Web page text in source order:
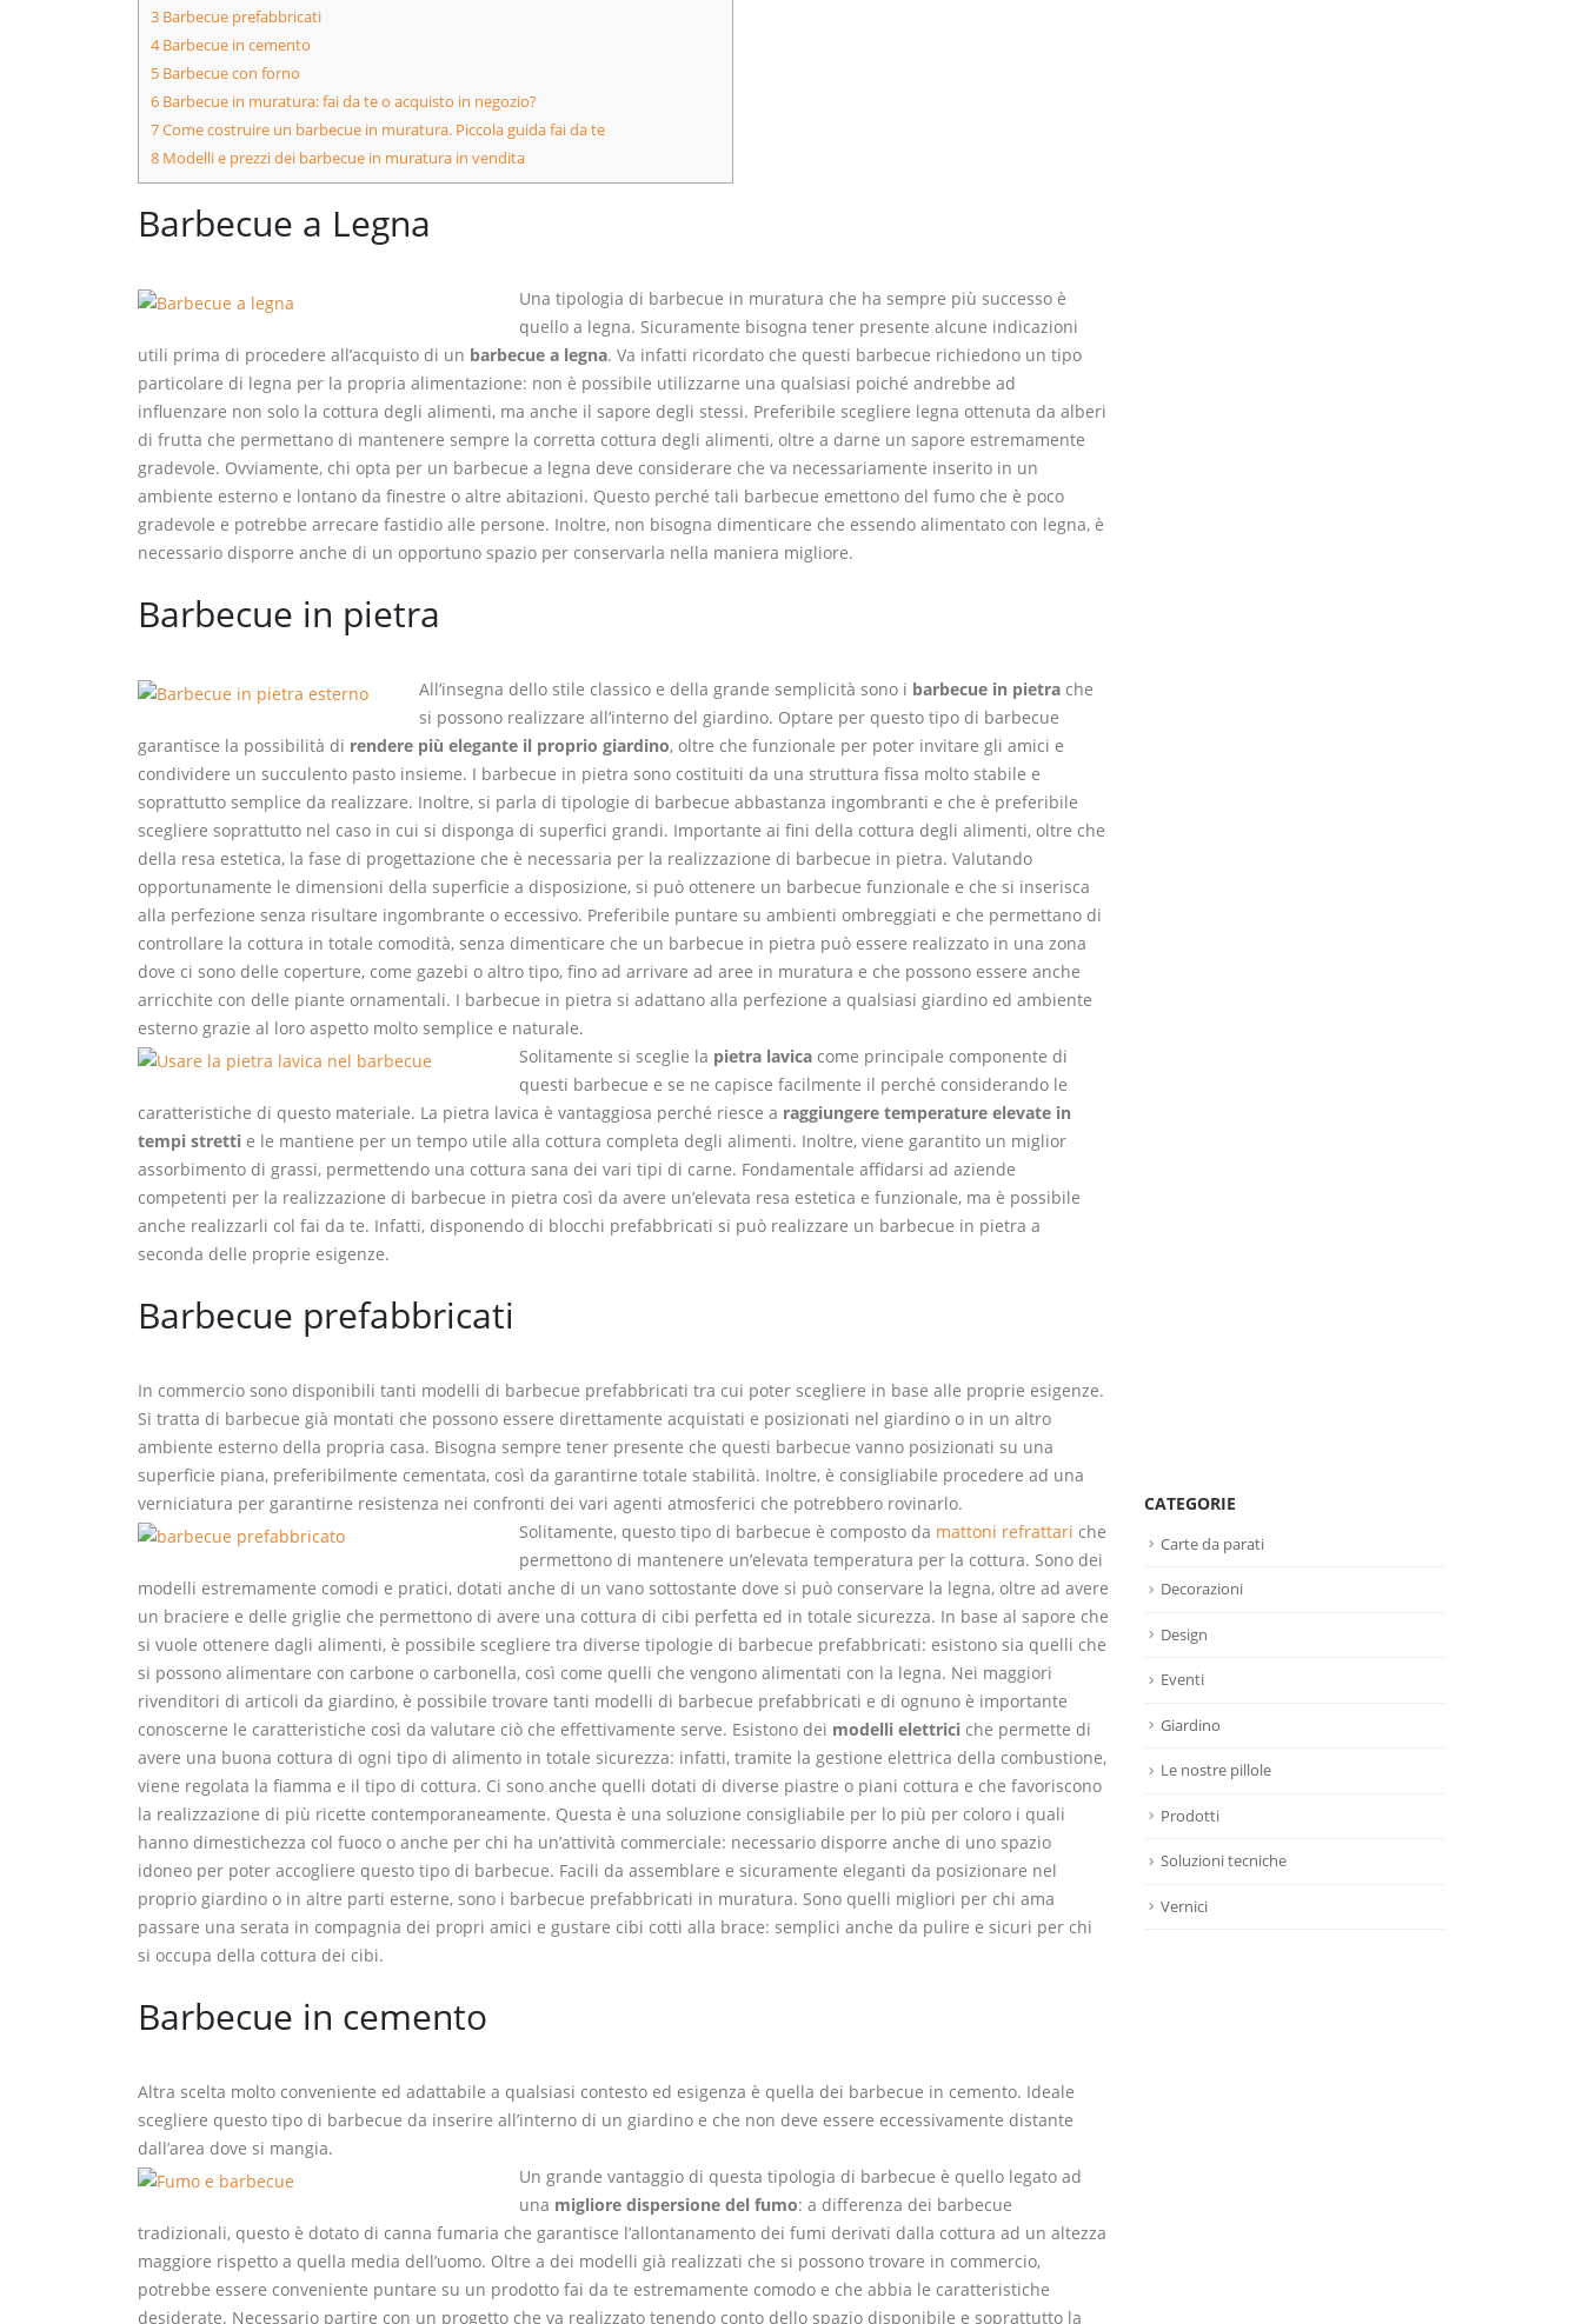
3 Barbecue prefabbricati
4Barbecue in cemento
5 Barbecue con forno
6 Barbecue in muratura: fai da te o acquisto in negozio?
7Come costruire un barbecue in muratura. Piccola guida fai da te
8 Modelli e prezzi dei barbecue in muratura in vendita
Barbecue a Legna
Una tipologia di barbecue in muratura che ha sempre più successo è
quello a legna. Sicuramente bisogna tener presente alcune indicazioni
utili prima di procedere all’acquisto di un barbecue a legna. Va infatti ricordato che questi barbecue richiedono un tipo
particolare di legna per la propria alimentazione: non è possibile utilizzarne una qualsiasi poiché andrebbe ad
influenzare non solo la cottura degli alimenti, ma anche il sapore degli stessi. Preferibile scegliere legna ottenuta da alberi
di frutta che permettano di mantenere sempre la corretta cottura degli alimenti, oltre a darne un sapore estremamente
gradevole. Ovviamente, chi opta per un barbecue a legna deve considerare che va necessariamente inserito in un
ambiente esterno e lontano da finestre o altre abitazioni. Questo perché tali barbecue emettono del fumo che è poco
gradevole e potrebbe arrecare fastidio alle persone. Inoltre, non bisogna dimenticare che essendo alimentato con legna, è
necessario disporre anche di un opportuno spazio per conservarla nella maniera migliore.
Barbecue in pietra
All’insegna dello stile classico e della grande semplicità sono i barbecue in pietra che
si possono realizzare all’interno del giardino. Optare per questo tipo di barbecue
garantisce la possibilità di rendere più elegante il proprio giardino, oltre che funzionale per poter invitare gli amici e
condividere un succulento pasto insieme. I barbecue in pietra sono costituiti da una struttura fissa molto stabile e
soprattutto semplice da realizzare. Inoltre, si parla di tipologie di barbecue abbastanza ingombranti e che è preferibile
scegliere soprattutto nel caso in cui si disponga di superfici grandi. Importante ai fini della cottura degli alimenti, oltre che
della resa estetica, la fase di progettazione che è necessaria per la realizzazione di barbecue in pietra. Valutando
opportunamente le dimensioni della superficie a disposizione, si può ottenere un barbecue funzionale e che si inserisca
alla perfezione senza risultare ingombrante o eccessivo. Preferibile puntare su ambienti ombreggiati e che permettano di
controllare la cottura in totale comodità, senza dimenticare che un barbecue in pietra può essere realizzato in una zona
dove ci sono delle coperture, come gazebi o altro tipo, fino ad arrivare ad aree in muratura e che possono essere anche
arricchite con delle piante ornamentali. I barbecue in pietra si adattano alla perfezione a qualsiasi giardino ed ambiente
esterno grazie al loro aspetto molto semplice e naturale.
Solitamente si sceglie la pietra lavica come principale componente di
questi barbecue e se ne capisce facilmente il perché considerando le
caratteristiche di questo materiale. La pietra lavica è vantaggiosa perché riesce a raggiungere temperature elevate in
tempi stretti e le mantiene per un tempo utile alla cottura completa degli alimenti. Inoltre, viene garantito un miglior
assorbimento di grassi, permettendo una cottura sana dei vari tipi di carne. Fondamentale affidarsi ad aziende
competenti per la realizzazione di barbecue in pietra così da avere un’elevata resa estetica e funzionale, ma è possibile
anche realizzarli col fai da te. Infatti, disponendo di blocchi prefabbricati si può realizzare un barbecue in pietra a
seconda delle proprie esigenze.
Barbecue prefabbricati
In commercio sono disponibili tanti modelli di barbecue prefabbricati tra cui poter scegliere in base alle proprie esigenze.
Si tratta di barbecue già montati che possono essere direttamente acquistati e posizionati nel giardino o in un altro
ambiente esterno della propria casa. Bisogna sempre tener presente che questi barbecue vanno posizionati su una
superficie piana, preferibilmente cementata, così da garantirne totale stabilità. Inoltre, è consigliabile procedere ad una
verniciatura per garantirne resistenza nei confronti dei vari agenti atmosferici che potrebbero rovinarlo.
Solitamente, questo tipo di barbecue è composto da mattoni refrattari che
permettono di mantenere un’elevata temperatura per la cottura. Sono dei
modelli estremamente comodi e pratici, dotati anche di un vano sottostante dove si può conservare la legna, oltre ad avere
un braciere e delle griglie che permettono di avere una cottura di cibi perfetta ed in totale sicurezza. In base al sapore che
si vuole ottenere dagli alimenti, è possibile scegliere tra diverse tipologie di barbecue prefabbricati: esistono sia quelli che
si possono alimentare con carbone o carbonella, così come quelli che vengono alimentati con la legna. Nei maggiori
rivenditori di articoli da giardino, è possibile trovare tanti modelli di barbecue prefabbricati e di ognuno è importante
conoscerne le caratteristiche così da valutare ciò che effettivamente serve. Esistono dei modelli elettrici che permette di
avere una buona cottura di ogni tipo di alimento in totale sicurezza: infatti, tramite la gestione elettrica della combustione,
viene regolata la fiamma e il tipo di cottura. Ci sono anche quelli dotati di diverse piastre o piani cottura e che favoriscono
la realizzazione di più ricette contemporaneamente. Questa è una soluzione consigliabile per lo più per coloro i quali
hanno dimestichezza col fuoco o anche per chi ha un’attività commerciale: necessario disporre anche di uno spazio
idoneo per poter accogliere questo tipo di barbecue. Facili da assemblare e sicuramente eleganti da posizionare nel
proprio giardino o in altre parti esterne, sono i barbecue prefabbricati in muratura. Sono quelli migliori per chi ama
passare una serata in compagnia dei propri amici e gustare cibi cotti alla brace: semplici anche da pulire e sicuri per chi
si occupa della cottura dei cibi.
Barbecue in cemento
Altra scelta molto conveniente ed adattabile a qualsiasi contesto ed esigenza è quella dei barbecue in cemento. Ideale
scegliere questo tipo di barbecue da inserire all’interno di un giardino e che non deve essere eccessivamente distante
dall’area dove si mangia.
Un grande vantaggio di questa tipologia di barbecue è quello legato ad
una migliore dispersione del fumo: a differenza dei barbecue
tradizionali, questo è dotato di canna fumaria che garantisce l’allontanamento dei fumi derivati dalla cottura ad un altezza
maggiore rispetto a quella media dell’uomo. Oltre a dei modelli già realizzati che si possono trovare in commercio,
potrebbe essere conveniente puntare su un prodotto fai da te estremamente comodo e che abbia le caratteristiche
desiderate. Necessario partire con un progetto che va realizzato tenendo conto dello spazio disponibile e soprattutto la
CATEGORIE
Carte da parati
Decorazioni
Design
Eventi
Giardino
Le nostre pillole
Prodotti
Soluzioni tecniche
Vernici